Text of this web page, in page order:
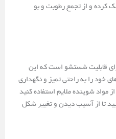
کرده و از تجمع رطوبت و بو
۴ زنانه دارای قابلیت شستشو است که این
خود را به راحتی تمیز و نگهداری
شوینده ملایم استفاده کنید
تا از آسیب دیدن و تغییر شکل